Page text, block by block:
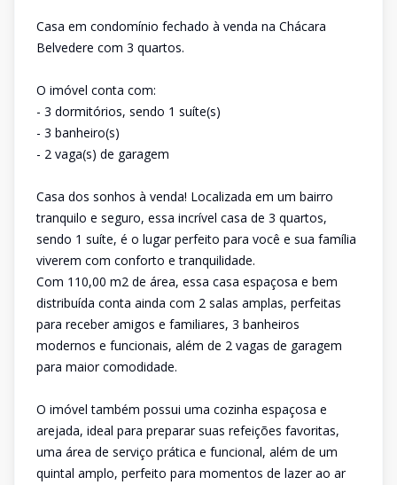
Casa em condomínio fechado à venda na Chácara
Belvedere com 3 quartos.
O imóvel conta com:
- 3 dormitórios, sendo 1 suíte(s)
- 3 banheiro(s)
- 2 vaga(s) de garagem
Casa dos sonhos à venda! Localizada em um bairro
tranquilo e seguro, essa incrível casa de 3 quartos,
sendo 1 suíte, é o lugar perfeito para você e sua família
viverem com conforto e tranquilidade.
Com 110,00 m2 de área, essa casa espaçosa e bem
distribuída conta ainda com 2 salas amplas, perfeitas
para receber amigos e familiares, 3 banheiros
modernos e funcionais, além de 2 vagas de garagem
para maior comodidade.
O imóvel também possui uma cozinha espaçosa e
arejada, ideal para preparar suas refeições favoritas,
uma área de serviço prática e funcional, além de um
quintal amplo, perfeito para momentos de lazer ao ar